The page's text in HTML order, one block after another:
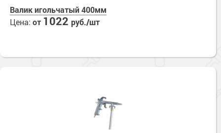
Валик игольчатый 400мм
Цена: от 1022 руб./шт